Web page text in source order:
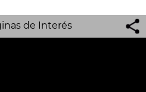
de Interés